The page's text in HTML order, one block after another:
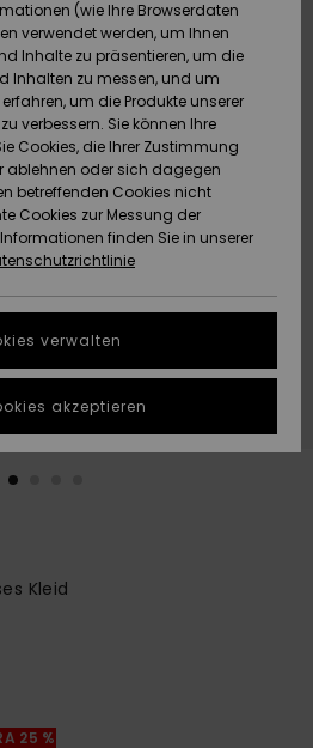
Sie eine
auf Ihre
zu
Sie
FAQ
Kleid
25 %
(wie Ihre Browserdaten
verwendet werden, um Ihnen
Inhalte zu präsentieren, um die
Inhalten zu messen, und um
um die Produkte unserer
verbessern. Sie können Ihre
Cookies, die Ihrer Zustimmung
ablehnen oder sich dagegen
betreffenden Cookies nicht
Cookies zur Messung der
finden Sie in unserer
verwalten
akzeptieren